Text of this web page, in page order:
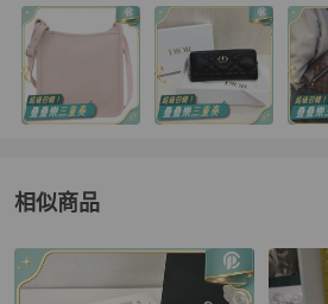
相似商品
更多相似Chanel女包推薦精品